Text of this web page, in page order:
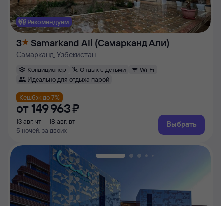
Рекомендуем
3 Samarkand Ali (Самарканд Али)
Самарканд, Узбекистан
Кондиционер Отдых с детьми
Wi-Fi
Идеально для отдыха парой
Кешбэк до 7%
от 149 ⁠963 ⁠₽
13 авг, чт — 18 авг, вт
5 ночей, за двоих
Выбрать